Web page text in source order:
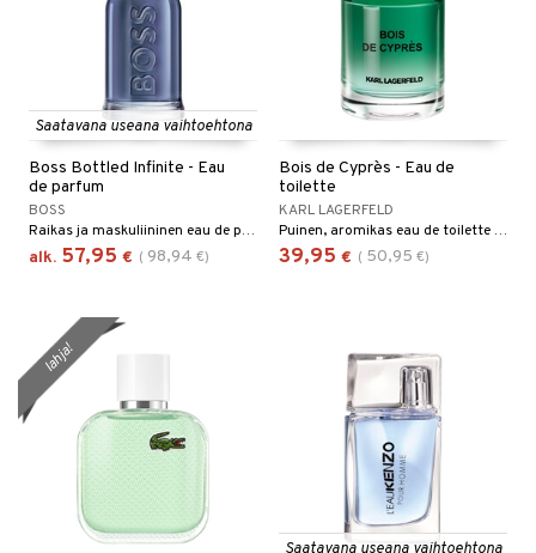
Saatavana useana vaihtoehtona
Boss Bottled Infinite - Eau
de parfum
BOSS
Raikas ja maskuliininen eau de parfum Hugo Bossilta
alk. 57,95 € ( 98,94 €)
Bois de Cyprès - Eau de
toilette
KARL LAGERFELD
Puinen, aromikas eau de toilette Karl Lagerfeldilta
39,95 € ( 50,95 €)
lahja!